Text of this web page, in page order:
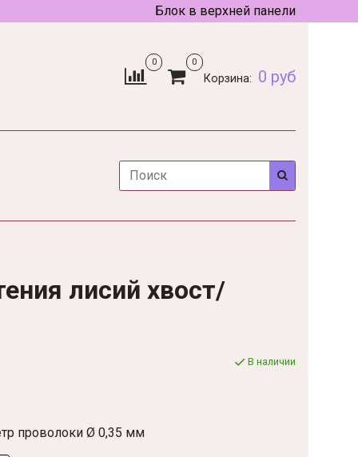
Блок в верхней панели
0 0
Корзина: 0 руб
лисий хвост/
В наличии
проволоки Ø 0,35 мм